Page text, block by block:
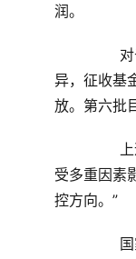
润。
异，征收基
放。第六批
受多重因素
控方向。”